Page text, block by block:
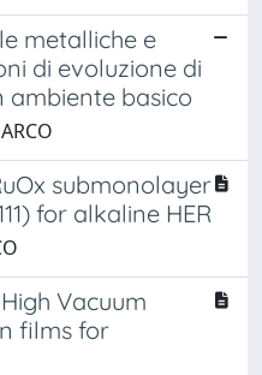
metalliche e
di evoluzione di
ambiente basico
submonolayer
for alkaline HER
Vacuum
films for